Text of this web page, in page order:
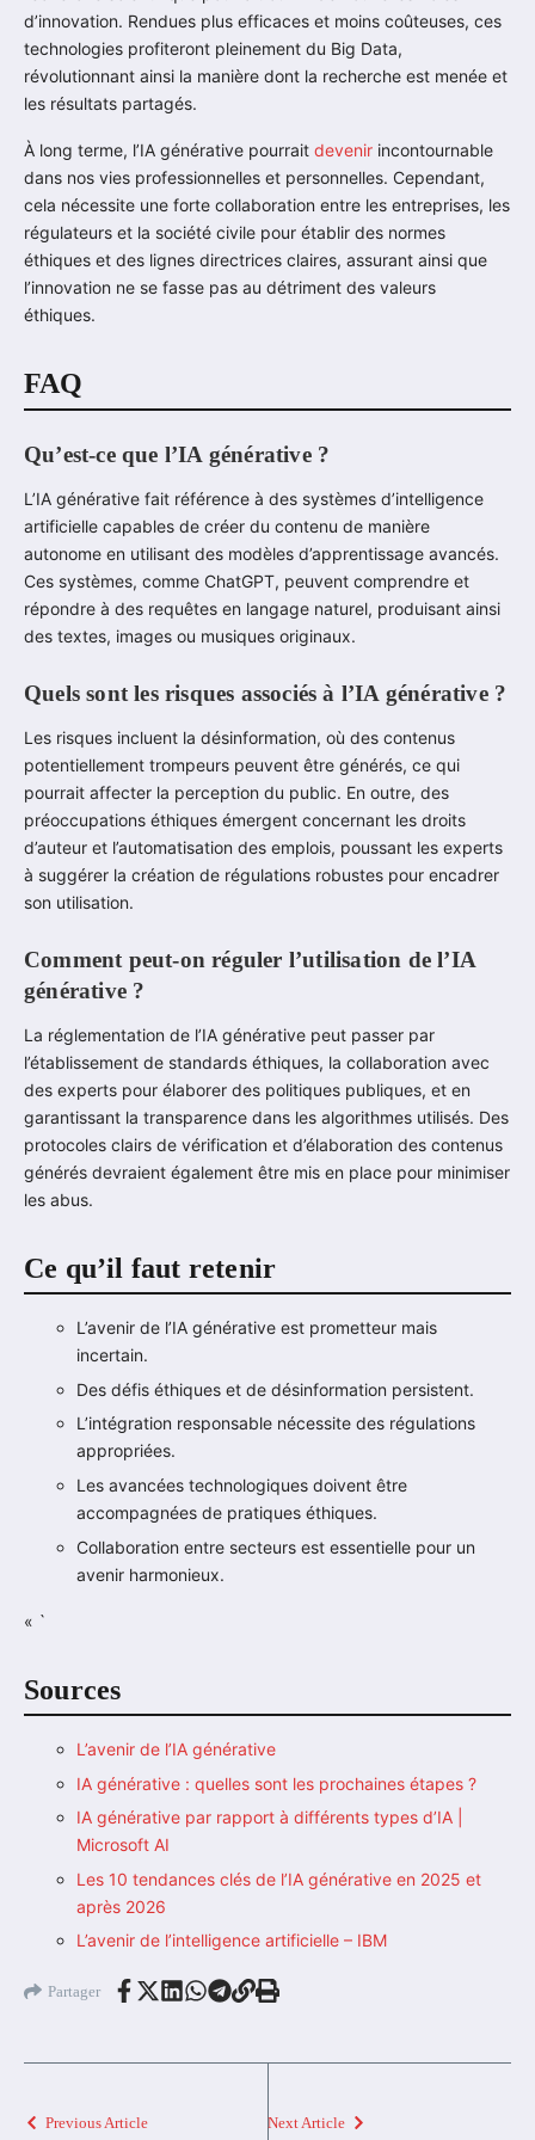
d’innovation. Rendues plus efficaces et moins coûteuses, ces
technologies profiteront pleinement du Big Data,
révolutionnant ainsi la manière dont la recherche est menée et
les résultats partagés.
À long terme, l’IA générative pourrait devenir incontournable
dans nos vies professionnelles et personnelles. Cependant,
cela nécessite une forte collaboration entre les entreprises, les
régulateurs et la société civile pour établir des normes
éthiques et des lignes directrices claires, assurant ainsi que
l’innovation ne se fasse pas au détriment des valeurs
éthiques.
FAQ
Qu’est-ce que l’IA générative ?
L’IA générative fait référence à des systèmes d’intelligence
artificielle capables de créer du contenu de manière
autonome en utilisant des modèles d’apprentissage avancés.
Ces systèmes, comme ChatGPT, peuvent comprendre et
répondre à des requêtes en langage naturel, produisant ainsi
des textes, images ou musiques originaux.
Quels sont les risques associés à l’IA générative ?
Les risques incluent la désinformation, où des contenus
potentiellement trompeurs peuvent être générés, ce qui
pourrait affecter la perception du public. En outre, des
préoccupations éthiques émergent concernant les droits
d’auteur et l’automatisation des emplois, poussant les experts
à suggérer la création de régulations robustes pour encadrer
son utilisation.
Comment peut-on réguler l’utilisation de l’IA
générative ?
La réglementation de l’IA générative peut passer par
l’établissement de standards éthiques, la collaboration avec
des experts pour élaborer des politiques publiques, et en
garantissant la transparence dans les algorithmes utilisés. Des
protocoles clairs de vérification et d’élaboration des contenus
générés devraient également être mis en place pour minimiser
les abus.
Ce qu’il faut retenir
L’avenir de l’IA générative est prometteur mais
incertain.
Des défis éthiques et de désinformation persistent.
L’intégration responsable nécessite des régulations
appropriées.
Les avancées technologiques doivent être
accompagnées de pratiques éthiques.
Collaboration entre secteurs est essentielle pour un
avenir harmonieux.
« `
Sources
L’avenir de l’IA générative
IA générative : quelles sont les prochaines étapes ?
IA générative par rapport à différents types d’IA |
Microsoft AI
Les 10 tendances clés de l’IA générative en 2025 et
après 2026
L’avenir de l’intelligence artificielle – IBM
Partager
Previous Article Next Article